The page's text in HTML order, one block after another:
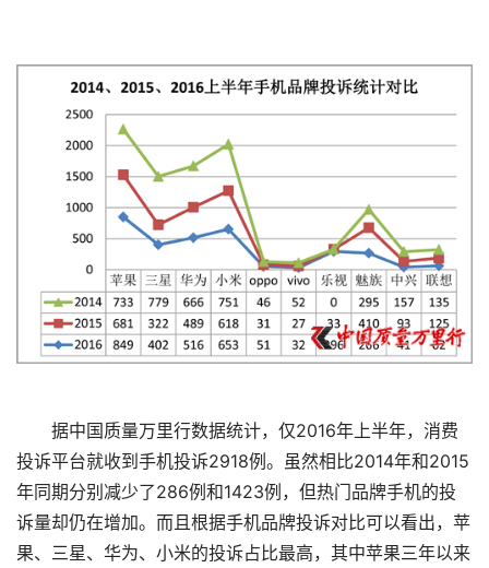
据中国质量万里行数据统计，仅2016年上半年，消费
投诉平台就收到手机投诉2918例。虽然相比2014年和2015
年同期分别减少了286例和1423例，但热门品牌手机的投
诉量却仍在增加。而且根据手机品牌投诉对比可以看出，苹
果、三星、华为、小米的投诉占比最高，其中苹果三年以来